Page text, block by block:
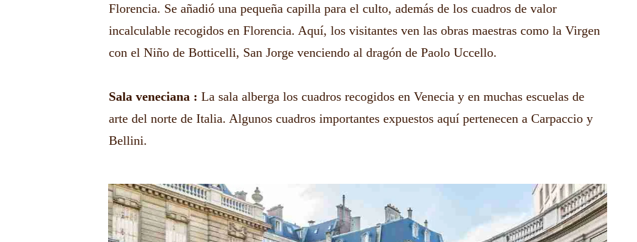
Florencia. Se añadió una pequeña capilla para el culto, además de los cuadros de valor
incalculable recogidos en Florencia. Aquí, los visitantes ven las obras maestras como la Virgen
con el Niño de Botticelli, San Jorge venciendo al dragón de Paolo Uccello.
Sala veneciana : La sala alberga los cuadros recogidos en Venecia y en muchas escuelas de
arte del norte de Italia. Algunos cuadros importantes expuestos aquí pertenecen a Carpaccio y
Bellini.